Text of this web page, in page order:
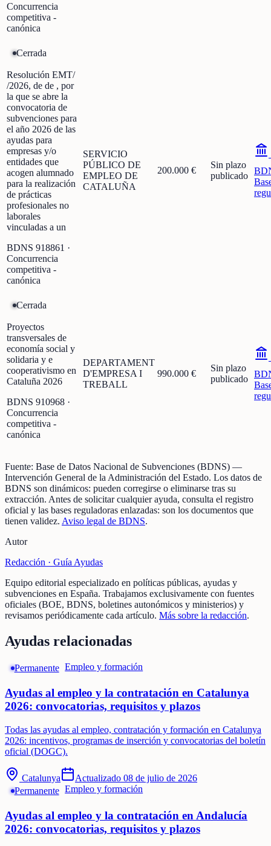
Concurrencia
competitiva -
canónica
Cerrada
Resolución EMT/
/2026, de de , por
la que se abre la
convocatoria de
subvenciones para
el año 2026 de las
ayudas para
empresas y/o
entidades que
acogen alumnado
para la realización
de prácticas
profesionales no
laborales
vinculadas a un
BDNS 918861 ·
Concurrencia
competitiva -
canónica
SERVICIO
PÚBLICO DE
EMPLEO DE
CATALUÑA
200.000 €
Sin plazo
publicado
Cerrada
Proyectos
transversales de
economía social y
solidaria y e
cooperativismo en
Cataluña 2026
BDNS 910968 ·
Concurrencia
competitiva -
canónica
DEPARTAMENT
D'EMPRESA I
TREBALL
990.000 €
Sin plazo
publicado
Fuente: Base de Datos Nacional de Subvenciones (BDNS) —
Intervención General de la Administración del Estado. Los datos de
BDNS son dinámicos: pueden corregirse o eliminarse tras su
extracción. Antes de solicitar cualquier ayuda, consulta el registro
oficial y las bases reguladoras enlazadas: son los documentos que
tienen validez. Aviso legal de BDNS.
Autor
Redacción · Guía Ayudas
Equipo editorial especializado en políticas públicas, ayudas y
subvenciones en España. Trabajamos exclusivamente con fuentes
oficiales (BOE, BDNS, boletines autonómicos y ministerios) y
revisamos periódicamente cada artículo. Más sobre la redacción.
Ayudas relacionadas
Permanente Empleo y formación
Ayudas al empleo y la contratación en Catalunya
2026: convocatorias, requisitos y plazos
Todas las ayudas al empleo, contratación y formación en Catalunya
2026: incentivos, programas de inserción y convocatorias del boletín
oficial (DOGC).
Catalunya Actualizado 08 de julio de 2026
Permanente Empleo y formación
Ayudas al empleo y la contratación en Andalucía
2026: convocatorias, requisitos y plazos